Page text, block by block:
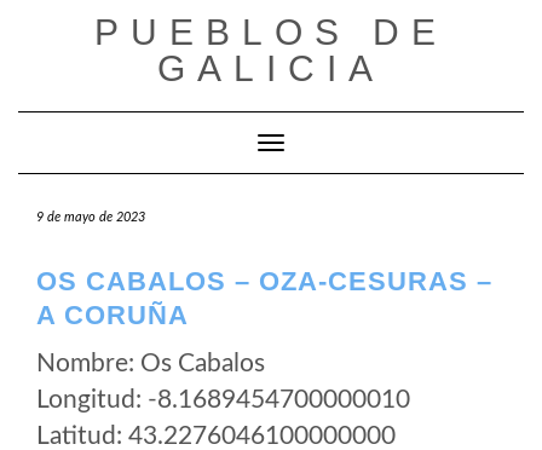
PUEBLOS DE
GALICIA
Cambiar modo de navegación
9 de mayo de 2023
OS CABALOS – OZA-CESURAS –
A CORUÑA
Nombre: Os Cabalos
Longitud: -8.1689454700000010
Latitud: 43.2276046100000000